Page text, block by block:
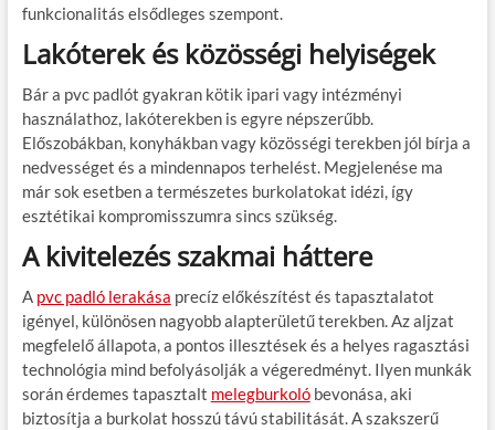
funkcionalitás elsődleges szempont.
Lakóterek és közösségi helyiségek
Bár a pvc padlót gyakran kötik ipari vagy intézményi
használathoz, lakóterekben is egyre népszerűbb.
Előszobákban, konyhákban vagy közösségi terekben jól bírja a
nedvességet és a mindennapos terhelést. Megjelenése ma
már sok esetben a természetes burkolatokat idézi, így
esztétikai kompromisszumra sincs szükség.
A kivitelezés szakmai háttere
A pvc padló lerakása precíz előkészítést és tapasztalatot
igényel, különösen nagyobb alapterületű terekben. Az aljzat
megfelelő állapota, a pontos illesztések és a helyes ragasztási
technológia mind befolyásolják a végeredményt. Ilyen munkák
során érdemes tapasztalt melegburkolóbevonása, aki
biztosítja a burkolat hosszú távú stabilitását. A szakszerű